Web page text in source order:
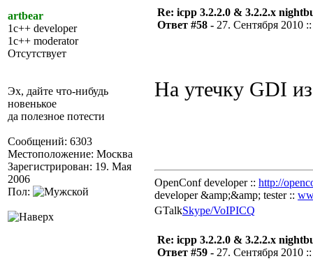
artbear
1c++ developer
1c++ moderator
Отсутствует
Эх, дайте что-нибудь
новенькое
да полезное потести
Сообщений: 6303
Местоположение: Москва
Зарегистрирован: 19. Мая
2006
Пол:
Re: icpp 3.2.2.0 & 3.2.2.x
Ответ #58 - 27. Сентября 2010
На утечку GDI
OpenConf developer :: http://
developer &amp;&amp; tester ::
GTalkSkype/VoIPICQ
Re: icpp 3.2.2.0 & 3.2.2.x
Ответ #59 - 27. Сентября 2010